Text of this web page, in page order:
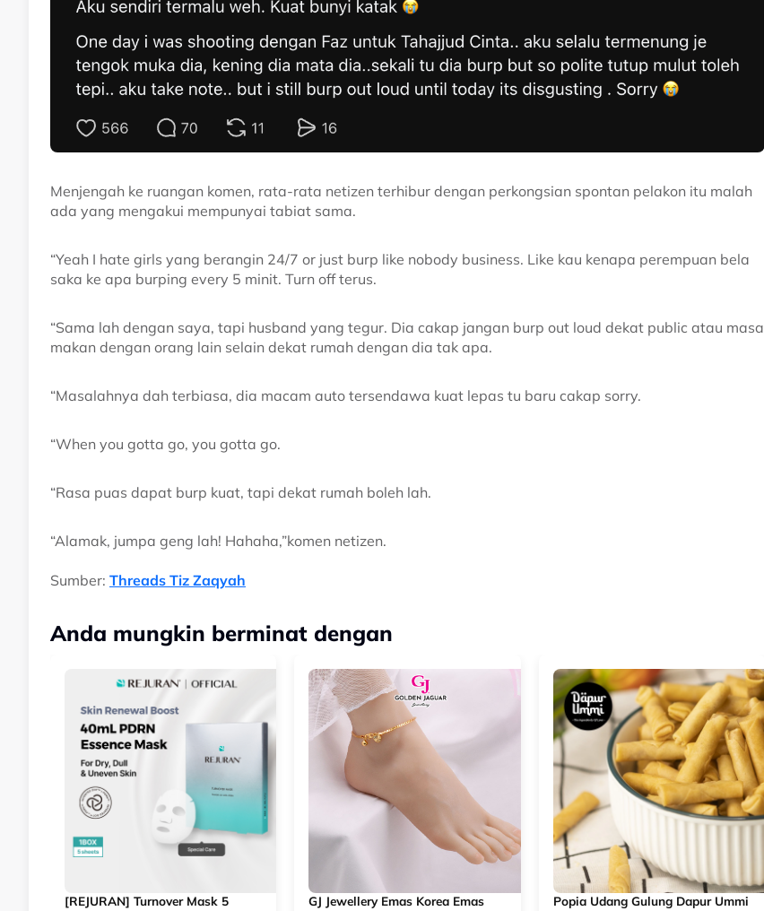
Menjengah ke ruangan komen, rata-rata netizen terhibur dengan perkongsian spontan pelakon itu malah
ada yang mengakui mempunyai tabiat sama.
“Yeah I hate girls yang berangin 24/7 or just burp like nobody business. Like kau kenapa perempuan bela
saka ke apa burping every 5 minit. Turn off terus.
“Sama lah dengan saya, tapi husband yang tegur. Dia cakap jangan burp out loud dekat public atau masa
makan dengan orang lain selain dekat rumah dengan dia tak apa.
“Masalahnya dah terbiasa, dia macam auto tersendawa kuat lepas tu baru cakap sorry.
“When you gotta go, you gotta go.
“Rasa puas dapat burp kuat, tapi dekat rumah boleh lah.
“Alamak, jumpa geng lah! Hahaha,”komen netizen.
Sumber: Threads Tiz Zaqyah
Anda mungkin berminat dengan
[REJURAN] Turnover Mask 5
GJ Jewellery Emas Korea Emas
Popia Udang Gulung Dapur Ummi